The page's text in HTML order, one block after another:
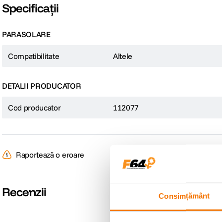
Consimțământ
Specificații
PARASOLARE
Compatibilitate Altele
DETALII PRODUCATOR
Cod producator 112077
Raportează o eroare
Recenzii